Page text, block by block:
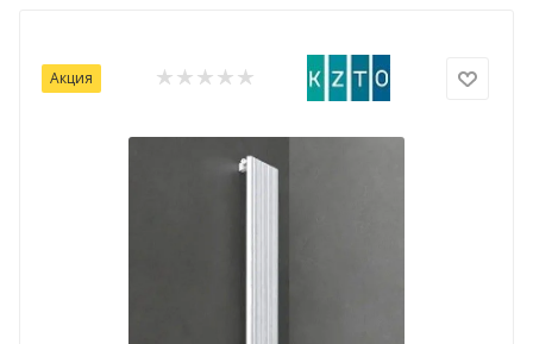
Акция